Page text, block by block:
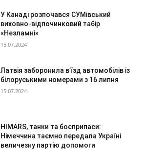
У Канаді розпочався СУМівський
виховно-відпочинковий табір
«Незламні»
15.07.2024
Латвія заборонила в’їзд автомобілів із
білоруськими номерами з 16 липня
15.07.2024
HIMARS, танки та боєприпаси:
Німеччина таємно передала Україні
величезну партію допомоги